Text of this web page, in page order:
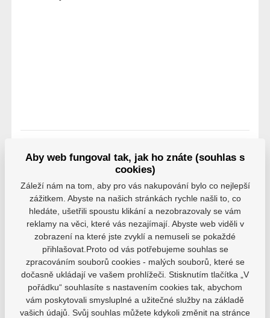
Hodnocení
Hodnocení pochází od ověřených uživatelů. Hodnotit
produkty mohou pouze registrovaní uživatelé, kteří si
produkt reálně zakoupili.
0 hodnocení 0 uživatelů doporučuje
3
0
Aby web fungoval tak, jak ho znáte (souhlas s
cookies)
Záleží nám na tom, aby pro vás nakupování bylo co nejlepší
zážitkem. Abyste na našich stránkách rychle našli to, co
hledáte, ušetřili spoustu klikání a nezobrazovaly se vám
reklamy na věci, které vás nezajímají. Abyste web viděli v
zobrazení na které jste zvyklí a nemuseli se pokaždé
přihlašovat.Proto od vás potřebujeme souhlas se
zpracováním souborů cookies - malých souborů, které se
dočasně ukládají ve vašem prohlížeči. Stisknutím tlačítka „V
pořádku“ souhlasíte s nastavením cookies tak, abychom
vám poskytovali smysluplné a užitečné služby na základě
vašich údajů. Svůj souhlas můžete kdykoli změnit na stránce